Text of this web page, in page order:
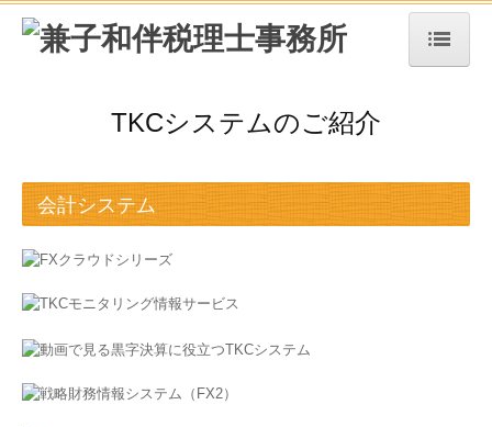
ご挨拶
TKCシステムのご紹介
会計システム